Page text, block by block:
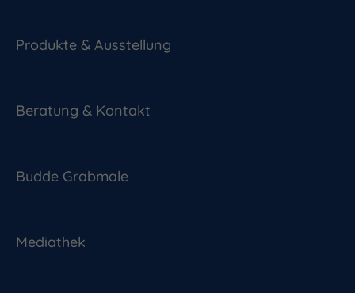
Produkte & Ausstellung
Beratung & Kontakt
Budde Grabmale
Mediathek